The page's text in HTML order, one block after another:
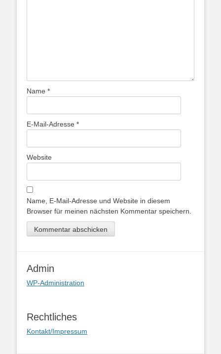
Name *
E-Mail-Adresse *
Website
Name, E-Mail-Adresse und Website in diesem
Browser für meinen nächsten Kommentar speichern.
Admin
WP-Administration
Rechtliches
Kontakt/Impressum